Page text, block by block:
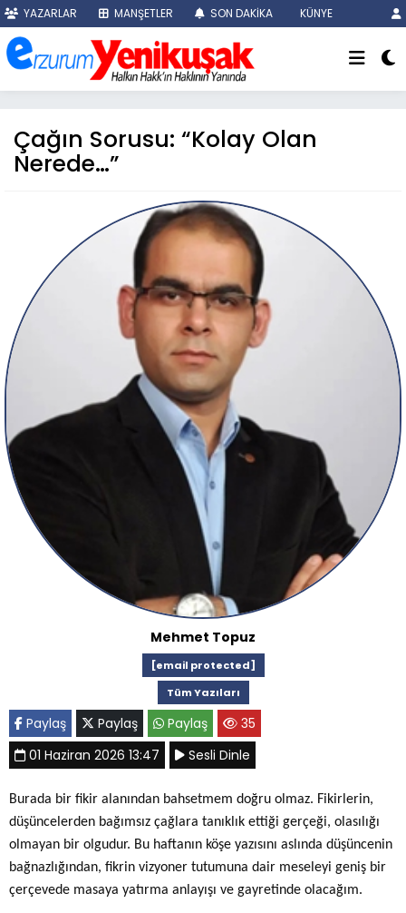
YAZARLAR MANŞETLER SON DAKİKA KÜNYE
Çağın Sorusu: “Kolay Olan
Nerede…”
Mehmet Topuz
[email protected]
Tüm Yazıları
Paylaş Paylaş Paylaş
35
01 Haziran 2026 13:47
Sesli Dinle
Burada bir fikir alanından bahsetmem doğru olmaz. Fikirlerin,
düşüncelerden bağımsız çağlara tanıklık ettiği gerçeği, olasılığı
olmayan bir olgudur. Bu haftanın köşe yazısını aslında düşüncenin
bağnazlığından, fikrin vizyoner tutumuna dair meseleyi geniş bir
çerçevede masaya yatırma anlayışı ve gayretinde olacağım.